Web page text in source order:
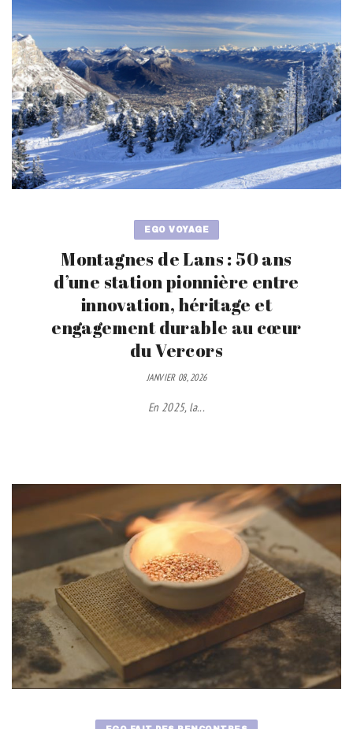
EGO VOYAGE
Montagnes de Lans : 50 ans
d’une station pionnière entre
innovation, héritage et
engagement durable au cœur
du Vercors
JANVIER 08, 2026
En 2025, la...